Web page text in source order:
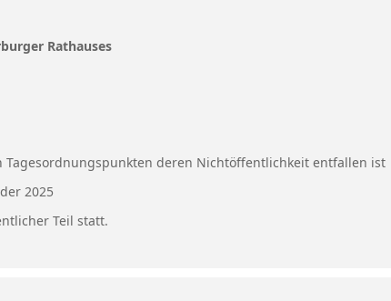
Rathauses
Tagesordnungspunkten deren Nichtöffentlichkeit entfallen ist
2025
Teil statt.